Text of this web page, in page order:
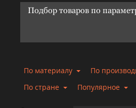
Подбор товаров по
По материалу
По
По стране
Популярное